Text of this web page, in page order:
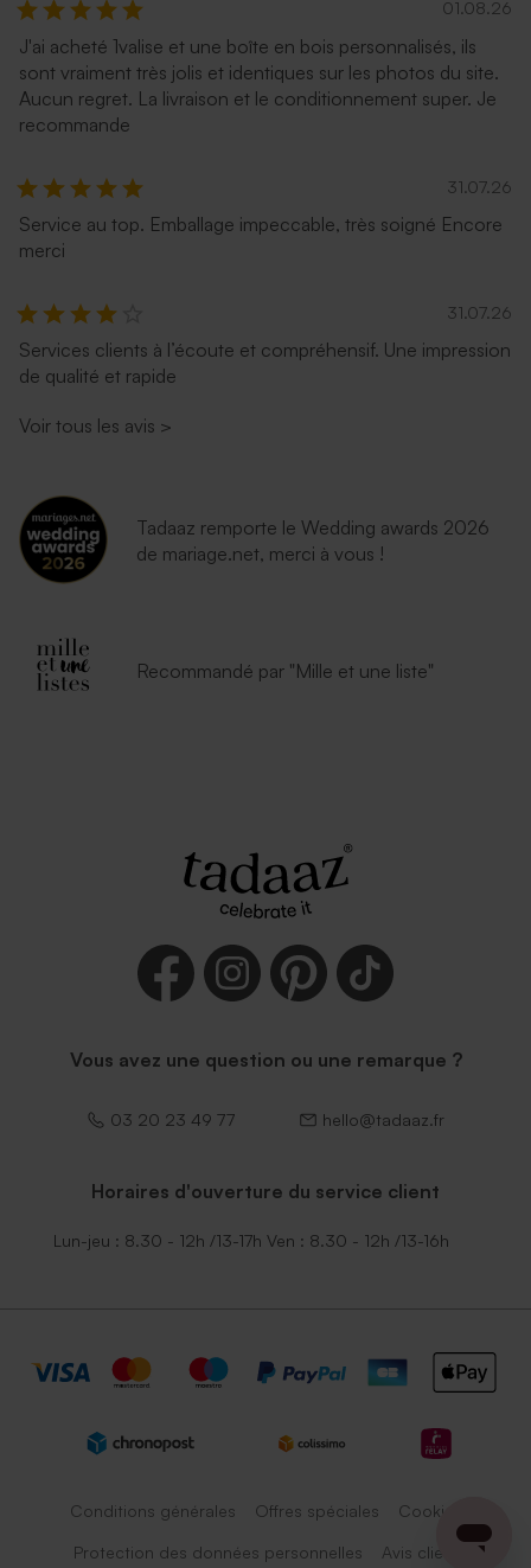
01.08.26
J'ai acheté 1valise et une boîte en bois personnalisés, ils
sont vraiment très jolis et identiques sur les photos du site.
Aucun regret. La livraison et le conditionnement super. Je
recommande
31.07.26
Service au top. Emballage impeccable, très soigné Encore
merci
31.07.26
Services clients à l’écoute et compréhensif. Une impression
de qualité et rapide
Voir tous les avis >
Tadaaz remporte le Wedding awards 2026
de mariage.net, merci à vous !
Recommandé par "Mille et une liste"
Vous avez une question ou une remarque ?
03 20 23 49 77 hello@tadaaz.fr
Horaires d'ouverture du service client
Lun-jeu : 8.30 - 12h /13-17h Ven : 8.30 - 12h /13-16h
Conditions générales Offres spéciales Cookies
Protection des données personnelles Avis client